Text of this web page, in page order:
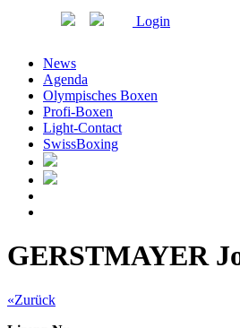
Login
News
Agenda
Olympisches Boxen
Profi-Boxen
Light-Contact
SwissBoxing
GERSTMAYER
«Zurück